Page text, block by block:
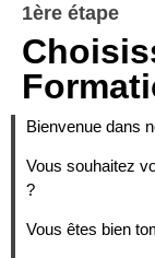
1ère étape
Bienvenue dans
Vous souhaitez
?
Vous êtes bien